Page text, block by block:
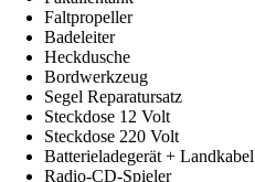
Faltpropeller
Badeleiter
Heckdusche
Bordwerkzeug
Segel Reparatursatz
Steckdose 12 Volt
Steckdose 220 Volt
Batterieladegerät + Landkabel
Radio-CD-Spieler